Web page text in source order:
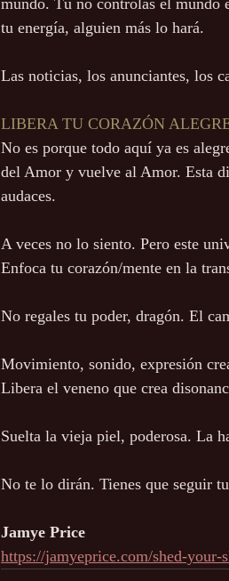
mundo. Tú no controlas el mundo
tu energía, alguien más lo hará.
Las noticias, los anunciantes, los
LIBERA TU CORAZÓN
No es porque todo aquí ya es
del Amor y vuelve al Amor. Esta
audaces.
A veces no lo siento. Pero este
Enfoca tu corazón/mente en la
No regales tu poder, dragón. El
Movimiento, sonido, expresión
Libera el veneno que crea
Suelta la vieja piel, poderosa. La
No te lo dirán. Tienes que seguir
Jamye Price
https://jamyeprice.com/shed-